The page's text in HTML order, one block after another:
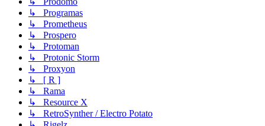
↳ Programas
↳ Prometheus
↳ Prospero
↳ Protoman
↳ Protonic Storm
↳ Proxyon
↳ [ R ]
↳ Rama
↳ Resource X
↳ RetroSynther / Electro Potato